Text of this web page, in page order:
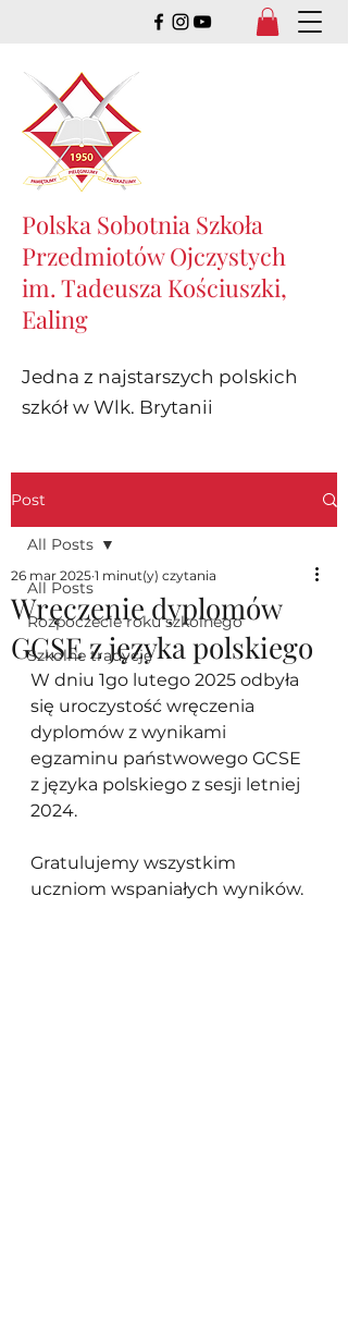
Polska Sobotnia Szkoła
Przedmiotów Ojczystych
im. Tadeusza Kościuszki,
Ealing
Jedna z najstarszych polskich
szkół w Wlk. Brytanii
Post
All Posts
Rozpoczecie roku szkolnego
Szkolne tradycje
All Posts
Wręczenie dyplomów
GCSE z języka polskiego
26 mar 2025 1 minut(y) czytania
W dniu 1go lutego 2025 odbyła
się uroczystość wręczenia
dyplomów z wynikami
egzaminu państwowego GCSE
z języka polskiego z sesji letniej
2024.
Gratulujemy wszystkim
uczniom wspaniałych wyników.